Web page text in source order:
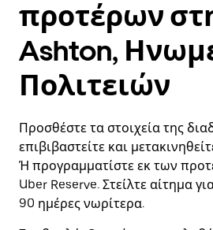
προτέρων
Ashton,
Πολιτειών
Προσθέστε τα στοιχεία της
επιβιβαστείτε και
Ή προγραμματίστε εκ των
Uber Reserve. Στείλτε αίτημα
90 ημέρες νωρίτερα.